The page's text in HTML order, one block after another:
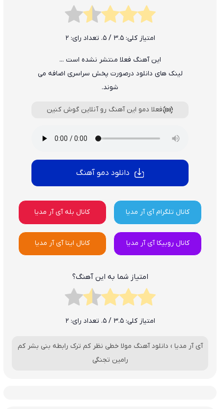
امتیاز کلی:3.5 / 5. تعداد رای: 2
این آهنگ فعلا منتشر نشده است ...
لینک های دانلود درصورت پخش سراسری اضافه می
شوند.
فعلا دمو این آهنگ رو آنلاین گوش کنین
دانلود دمو آهنگ
کانال تلگرام آی آر مدیا کانال بله آی آر مدیا
کانال روبیکا آی آر مدیا کانال ایتا آی آر مدیا
امتیاز شما به این آهنگ؟
امتیاز کلی:3.5 / 5. تعداد رای: 2
آی آر مدیا › دانلود آهنگ مولا خطی نظر کم ترک رابطه بنی بشر کم
رامین تجنگی